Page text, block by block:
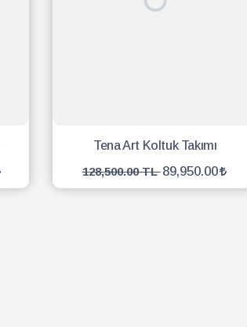
Tena Art Koltuk Takımı
128,500.00 TL89,950.00